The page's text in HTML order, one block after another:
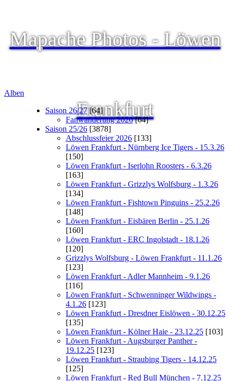
Mapache Photos - Löwen
Frankfurt
Alben
Saison 26/27[64]
Fanwanderung 2026[64]
Saison 25/26 [3878]
Abschlussfeier 2026 [133]
Löwen Frankfurt - Nürnberg Ice Tigers - 15.3.26
[150]
Löwen Frankfurt - Iserlohn Roosters - 6.3.26
[163]
Löwen Frankfurt - Grizzlys Wolfsburg - 1.3.26
[134]
Löwen Frankfurt - Fishtown Pinguins - 25.2.26
[148]
Löwen Frankfurt - Eisbären Berlin - 25.1.26
[160]
Löwen Frankfurt - ERC Ingolstadt - 18.1.26
[120]
Grizzlys Wolfsburg - Löwen Frankfurt - 11.1.26
[123]
Löwen Frankfurt - Adler Mannheim - 9.1.26
[116]
Löwen Frankfurt - Schwenninger Wildwings -
4.1.26 [123]
Löwen Frankfurt - Dresdner Eislöwen - 30.12.25
[135]
Löwen Frankfurt - Kölner Haie - 23.12.25 [103]
Löwen Frankfurt - Augsburger Panther -
19.12.25 [123]
Löwen Frankfurt - Straubing Tigers - 14.12.25
[125]
Löwen Frankfurt - Red Bull München - 7.12.25